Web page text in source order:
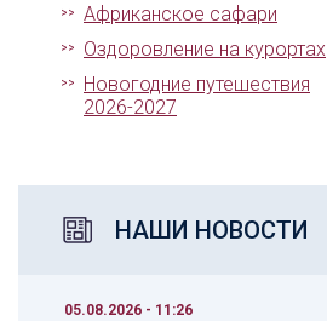
Африканское сафари
Оздоровление на курортах
Новогодние путешествия
2026-2027
НАШИ НОВОСТИ
05.08.2026 - 11:26